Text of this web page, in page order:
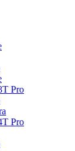
Pro
Pro